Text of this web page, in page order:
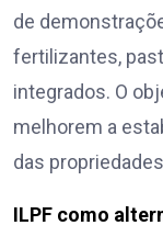
de
fertilizantes,
integrados. O
melhorem a
das
ILPF como